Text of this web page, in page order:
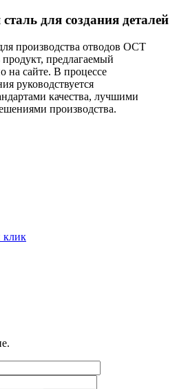
для создания деталей
производства отводов ОСТ
предлагаемый
на сайте. В процессе
руководствуется
качества, лучшими
производства.
клик